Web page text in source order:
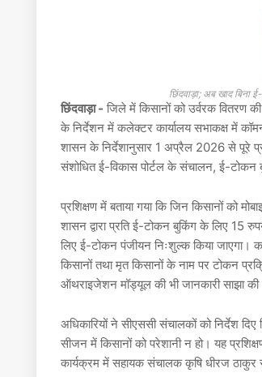
छिंदवाड़ा; अब खाद बिना
छिंदवाड़ा - जिले में किसानों को उर्वरक वितरण
के निर्देशन में कलेक्टर कार्यालय सभाकक्ष में
शासन के निर्देशानुसार 1 अप्रैल 2026 से पूरे
संशोधित ई-विकास पोर्टल के संचालन, ई-टोकन
प्रशिक्षण में बताया गया कि जिन किसानों
शासन द्वारा प्रति ई-टोकन बुकिंग के लिए 15
लिए ई-टोकन पंजीयन निःशुल्क किया जाएगा।
किसानों तथा मृत किसानों के नाम पर टोकन
ऑथराइजेशन मॉड्यूल की भी जानकारी साझा की
अधिकारियों ने सीएससी संचालकों को निर्देश
सीजन में किसानों को परेशानी न हो। यह
कार्यक्रम में सहायक संचालक कृषिधीरज ठाकुर